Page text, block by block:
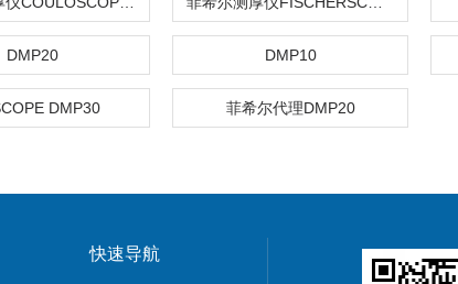
DMP20 DMP10
DMP30 菲希尔代理DMP20
快速导航